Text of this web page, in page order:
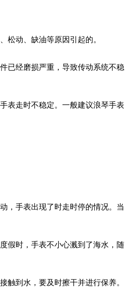
松动、缺油等原因引起的。
已经磨损严重，导致传动系统不稳
表走时不稳定。一般建议浪琴手表
，手表出现了时走时停的情况。当
假时，手表不小心溅到了海水，随
触到水，要及时擦干并进行保养。